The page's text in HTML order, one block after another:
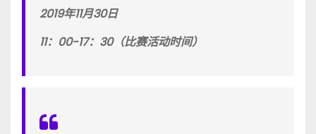
2019年11月30日
11：00-17：30（比赛活动时间）